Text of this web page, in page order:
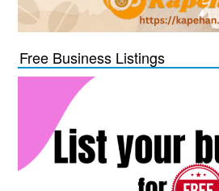
Free Business Listings